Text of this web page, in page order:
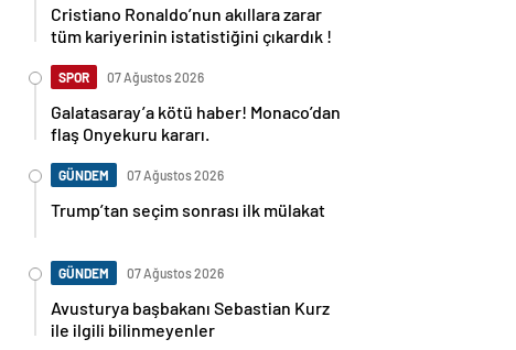
Cristiano Ronaldo’nun akıllara zarar
tüm kariyerinin istatistiğini çıkardık !
SPOR 07 Ağustos 2026
Galatasaray’a kötü haber! Monaco’dan
flaş Onyekuru kararı.
GÜNDEM 07 Ağustos 2026
Trump’tan seçim sonrası ilk mülakat
GÜNDEM 07 Ağustos 2026
Avusturya başbakanı Sebastian Kurz
ile ilgili bilinmeyenler